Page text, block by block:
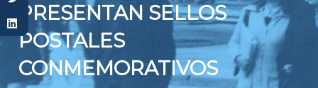
PRESENTAN SELLOS
POSTALES
CONMEMORATIVOS